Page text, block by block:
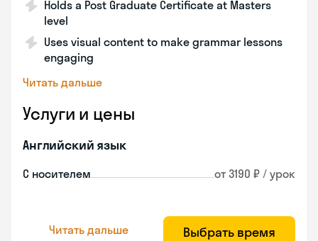
Holds a Post Graduate Certificate at Masters
level
Uses visual content to make grammar lessons
engaging
Читать дальше
Услуги и цены
Английский язык
С носителем от 3190 ₽ / урок
Читать дальше Выбрать время